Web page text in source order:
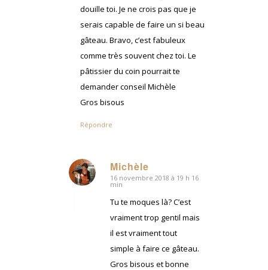
douille toi. Je ne crois pas que je
serais capable de faire un si beau
gâteau. Bravo, c’est fabuleux
comme très souvent chez toi. Le
pâtissier du coin pourrait te
demander conseil Michèle
Gros bisous
Répondre
Michèle
dit
16 novembre 2018 à 19 h 16
min
Tu te moques là? C’est
vraiment trop gentil mais
il est vraiment tout
simple à faire ce gâteau.
Gros bisous et bonne